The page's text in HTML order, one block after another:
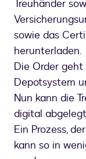
Treuhänder
sowie das
herunterladen.
Die Order
Depotsystem
Nun kann die
digital
Ein Prozess,
kann so in